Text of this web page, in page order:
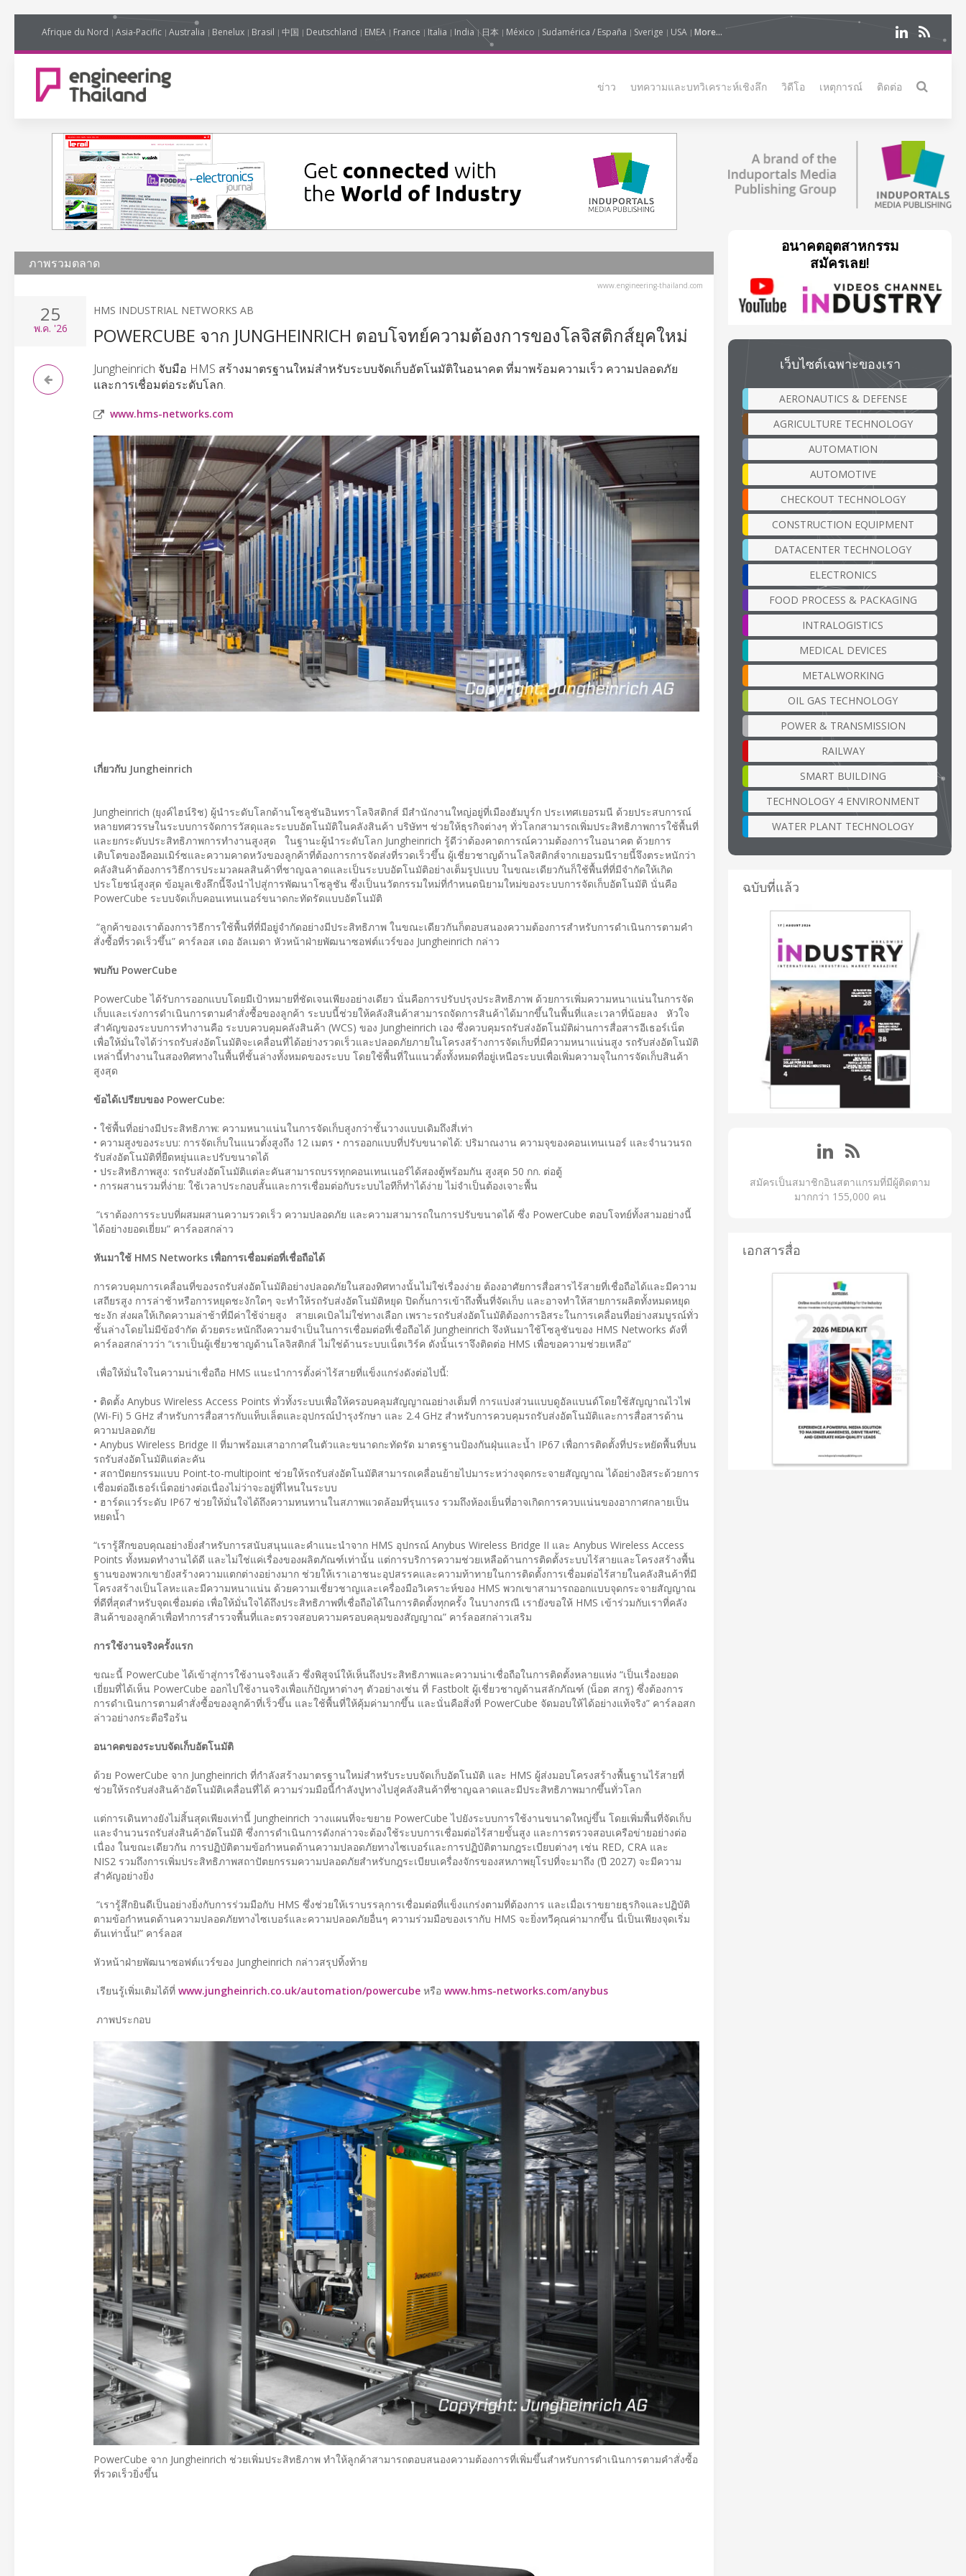
Afrique du Nord Asia-Pacific Australia Benelux Brasil 中国 Deutschland EMEA France Italia India 日本 México Sudamérica / España Sverige USA More...
ข่าว บทความและบทวิเคราะห์เชิงลึก วิดีโอ เหตุการณ์ ติดต่อ
ภาพรวมตลาด
www.engineering-thailand.com
25
พ.ค. '26
HMS INDUSTRIAL NETWORKS AB
POWERCUBE จาก JUNGHEINRICH ตอบโจทย์ความต้องการของโลจิสติกส์ยุคใหม่
Jungheinrich จับมือ HMS สร้างมาตรฐานใหม่สำหรับระบบจัดเก็บอัตโนมัติในอนาคต ที่มาพร้อมความเร็ว ความปลอดภัย
และการเชื่อมต่อระดับโลก.
www.hms-networks.com
เกี่ยวกับ Jungheinrich
Jungheinrich (ยุงค์ไฮน์ริช) ผู้นำระดับโลกด้านโซลูชันอินทราโลจิสติกส์ มีสำนักงานใหญ่อยู่ที่เมืองฮัมบูร์ก ประเทศเยอรมนี ด้วยประสบการณ์
หลายทศวรรษในระบบการจัดการวัสดุและระบบอัตโนมัติในคลังสินค้า บริษัทฯ ช่วยให้ธุรกิจต่างๆ ทั่วโลกสามารถเพิ่มประสิทธิภาพการใช้พื้นที่
และยกระดับประสิทธิภาพการทำงานสูงสุด ในฐานะผู้นำระดับโลก Jungheinrich รู้ดีว่าต้องคาดการณ์ความต้องการในอนาคต ด้วยการ
เติบโตของอีคอมเมิร์ซและความคาดหวังของลูกค้าที่ต้องการการจัดส่งที่รวดเร็วขึ้น ผู้เชี่ยวชาญด้านโลจิสติกส์จากเยอรมนีรายนี้จึงตระหนักว่า
คลังสินค้าต้องการวิธีการประมวลผลสินค้าที่ชาญฉลาดและเป็นระบบอัตโนมัติอย่างเต็มรูปแบบ ในขณะเดียวกันก็ใช้พื้นที่ที่มีจำกัดให้เกิด
ประโยชน์สูงสุด ข้อมูลเชิงลึกนี้จึงนำไปสู่การพัฒนาโซลูชัน ซึ่งเป็นนวัตกรรมใหม่ที่กำหนดนิยามใหม่ของระบบการจัดเก็บอัตโนมัติ นั่นคือ
PowerCube ระบบจัดเก็บคอนเทนเนอร์ขนาดกะทัดรัดแบบอัตโนมัติ
“ลูกค้าของเราต้องการวิธีการใช้พื้นที่ที่มีอยู่จำกัดอย่างมีประสิทธิภาพ ในขณะเดียวกันก็ตอบสนองความต้องการสำหรับการดำเนินการตามคำ
สั่งซื้อที่รวดเร็วขึ้น” คาร์ลอส เดอ อัลเมดา หัวหน้าฝ่ายพัฒนาซอฟต์แวร์ของ Jungheinrich กล่าว
พบกับ PowerCube
PowerCube ได้รับการออกแบบโดยมีเป้าหมายที่ชัดเจนเพียงอย่างเดียว นั่นคือการปรับปรุงประสิทธิภาพ ด้วยการเพิ่มความหนาแน่นในการจัด
เก็บและเร่งการดำเนินการตามคำสั่งซื้อของลูกค้า ระบบนี้ช่วยให้คลังสินค้าสามารถจัดการสินค้าได้มากขึ้นในพื้นที่และเวลาที่น้อยลง หัวใจ
สำคัญของระบบการทำงานคือ ระบบควบคุมคลังสินค้า (WCS) ของ Jungheinrich เอง ซึ่งควบคุมรถรับส่งอัตโนมัติผ่านการสื่อสารอีเธอร์เน็ต
เพื่อให้มั่นใจได้ว่ารถรับส่งอัตโนมัติจะเคลื่อนที่ได้อย่างรวดเร็วและปลอดภัยภายในโครงสร้างการจัดเก็บที่มีความหนาแน่นสูง รถรับส่งอัตโนมัติ
เหล่านี้ทำงานในสองทิศทางในพื้นที่ชั้นล่างทั้งหมดของระบบ โดยใช้พื้นที่ในแนวตั้งทั้งหมดที่อยู่เหนือระบบเพื่อเพิ่มความจุในการจัดเก็บสินค้า
สูงสุด
ข้อได้เปรียบของ PowerCube:
• ใช้พื้นที่อย่างมีประสิทธิภาพ: ความหนาแน่นในการจัดเก็บสูงกว่าชั้นวางแบบเดิมถึงสี่เท่า
• ความสูงของระบบ: การจัดเก็บในแนวตั้งสูงถึง 12 เมตร • การออกแบบที่ปรับขนาดได้: ปริมาณงาน ความจุของคอนเทนเนอร์ และจำนวนรถ
รับส่งอัตโนมัติที่ยืดหยุ่นและปรับขนาดได้
• ประสิทธิภาพสูง: รถรับส่งอัตโนมัติแต่ละคันสามารถบรรทุกคอนเทนเนอร์ได้สองตู้พร้อมกัน สูงสุด 50 กก. ต่อตู้
• การผสานรวมที่ง่าย: ใช้เวลาประกอบสั้นและการเชื่อมต่อกับระบบไอทีก็ทำได้ง่าย ไม่จำเป็นต้องเจาะพื้น
“เราต้องการระบบที่ผสมผสานความรวดเร็ว ความปลอดภัย และความสามารถในการปรับขนาดได้ ซึ่ง PowerCube ตอบโจทย์ทั้งสามอย่างนี้
ได้อย่างยอดเยี่ยม” คาร์ลอสกล่าว
หันมาใช้ HMS Networks เพื่อการเชื่อมต่อที่เชื่อถือได้
การควบคุมการเคลื่อนที่ของรถรับส่งอัตโนมัติอย่างปลอดภัยในสองทิศทางนั้นไม่ใช่เรื่องง่าย ต้องอาศัยการสื่อสารไร้สายที่เชื่อถือได้และมีความ
เสถียรสูง การล่าช้าหรือการหยุดชะงักใดๆ จะทำให้รถรับส่งอัตโนมัติหยุด ปิดกั้นการเข้าถึงพื้นที่จัดเก็บ และอาจทำให้สายการผลิตทั้งหมดหยุด
ชะงัก ส่งผลให้เกิดความล่าช้าที่มีค่าใช้จ่ายสูง สายเคเบิลไม่ใช่ทางเลือก เพราะรถรับส่งอัตโนมัติต้องการอิสระในการเคลื่อนที่อย่างสมบูรณ์ทั่ว
ชั้นล่างโดยไม่มีข้อจำกัด ด้วยตระหนักถึงความจำเป็นในการเชื่อมต่อที่เชื่อถือได้ Jungheinrich จึงหันมาใช้โซลูชันของ HMS Networks ดังที่
คาร์ลอสกล่าวว่า “เราเป็นผู้เชี่ยวชาญด้านโลจิสติกส์ ไม่ใช่ด้านระบบเน็ตเวิร์ค ดังนั้นเราจึงติดต่อ HMS เพื่อขอความช่วยเหลือ”
เพื่อให้มั่นใจในความน่าเชื่อถือ HMS แนะนำการตั้งค่าไร้สายที่แข็งแกร่งดังต่อไปนี้:
• ติดตั้ง Anybus Wireless Access Points ทั่วทั้งระบบเพื่อให้ครอบคลุมสัญญาณอย่างเต็มที่ การแบ่งส่วนแบบดูอัลแบนด์โดยใช้สัญญาณไวไฟ
(Wi-Fi) 5 GHz สำหรับการสื่อสารกับแท็บเล็ตและอุปกรณ์บำรุงรักษา และ 2.4 GHz สำหรับการควบคุมรถรับส่งอัตโนมัติและการสื่อสารด้าน
ความปลอดภัย
• Anybus Wireless Bridge II ที่มาพร้อมเสาอากาศในตัวและขนาดกะทัดรัด มาตรฐานป้องกันฝุ่นและน้ำ IP67 เพื่อการติดตั้งที่ประหยัดพื้นที่บน
รถรับส่งอัตโนมัติแต่ละคัน
• สถาปัตยกรรมแบบ Point-to-multipoint ช่วยให้รถรับส่งอัตโนมัติสามารถเคลื่อนย้ายไปมาระหว่างจุดกระจายสัญญาณ ได้อย่างอิสระด้วยการ
เชื่อมต่ออีเธอร์เน็ตอย่างต่อเนื่องไม่ว่าจะอยู่ที่ไหนในระบบ
• ฮาร์ดแวร์ระดับ IP67 ช่วยให้มั่นใจได้ถึงความทนทานในสภาพแวดล้อมที่รุนแรง รวมถึงห้องเย็นที่อาจเกิดการควบแน่นของอากาศกลายเป็น
หยดน้ำ
“เรารู้สึกขอบคุณอย่างยิ่งสำหรับการสนับสนุนและคำแนะนำจาก HMS อุปกรณ์ Anybus Wireless Bridge II และ Anybus Wireless Access
Points ทั้งหมดทำงานได้ดี และไม่ใช่แค่เรื่องของผลิตภัณฑ์เท่านั้น แต่การบริการความช่วยเหลือด้านการติดตั้งระบบไร้สายและโครงสร้างพื้น
ฐานของพวกเขายังสร้างความแตกต่างอย่างมาก ช่วยให้เราเอาชนะอุปสรรคและความท้าทายในการติดตั้งการเชื่อมต่อไร้สายในคลังสินค้าที่มี
โครงสร้างเป็นโลหะและมีความหนาแน่น ด้วยความเชี่ยวชาญและเครื่องมือวิเคราะห์ของ HMS พวกเขาสามารถออกแบบจุดกระจายสัญญาณ
ที่ดีที่สุดสำหรับจุดเชื่อมต่อ เพื่อให้มั่นใจได้ถึงประสิทธิภาพที่เชื่อถือได้ในการติดตั้งทุกครั้ง ในบางกรณี เรายังขอให้ HMS เข้าร่วมกับเราที่คลัง
สินค้าของลูกค้าเพื่อทำการสำรวจพื้นที่และตรวจสอบความครอบคลุมของสัญญาณ” คาร์ลอสกล่าวเสริม
การใช้งานจริงครั้งแรก
ขณะนี้ PowerCube ได้เข้าสู่การใช้งานจริงแล้ว ซึ่งพิสูจน์ให้เห็นถึงประสิทธิภาพและความน่าเชื่อถือในการติดตั้งหลายแห่ง “เป็นเรื่องยอด
เยี่ยมที่ได้เห็น PowerCube ออกไปใช้งานจริงเพื่อแก้ปัญหาต่างๆ ตัวอย่างเช่น ที่ Fastbolt ผู้เชี่ยวชาญด้านสลักภัณฑ์ (น็อต สกรู) ซึ่งต้องการ
การดำเนินการตามคำสั่งซื้อของลูกค้าที่เร็วขึ้น และใช้พื้นที่ให้คุ้มค่ามากขึ้น และนั่นคือสิ่งที่ PowerCube จัดมอบให้ได้อย่างแท้จริง” คาร์ลอสก
ล่าวอย่างกระตือรือร้น
อนาคตของระบบจัดเก็บอัตโนมัติ
ด้วย PowerCube จาก Jungheinrich ที่กำลังสร้างมาตรฐานใหม่สำหรับระบบจัดเก็บอัตโนมัติ และ HMS ผู้ส่งมอบโครงสร้างพื้นฐานไร้สายที่
ช่วยให้รถรับส่งสินค้าอัตโนมัติเคลื่อนที่ได้ ความร่วมมือนี้กำลังปูทางไปสู่คลังสินค้าที่ชาญฉลาดและมีประสิทธิภาพมากขึ้นทั่วโลก
แต่การเดินทางยังไม่สิ้นสุดเพียงเท่านี้ Jungheinrich วางแผนที่จะขยาย PowerCube ไปยังระบบการใช้งานขนาดใหญ่ขึ้น โดยเพิ่มพื้นที่จัดเก็บ
และจำนวนรถรับส่งสินค้าอัตโนมัติ ซึ่งการดำเนินการดังกล่าวจะต้องใช้ระบบการเชื่อมต่อไร้สายขั้นสูง และการตรวจสอบเครือข่ายอย่างต่อ
เนื่อง ในขณะเดียวกัน การปฏิบัติตามข้อกำหนดด้านความปลอดภัยทางไซเบอร์และการปฏิบัติตามกฎระเบียบต่างๆ เช่น RED, CRA และ
NIS2 รวมถึงการเพิ่มประสิทธิภาพสถาปัตยกรรมความปลอดภัยสำหรับกฎระเบียบเครื่องจักรของสหภาพยุโรปที่จะมาถึง (ปี 2027) จะมีความ
สำคัญอย่างยิ่ง
“เรารู้สึกยินดีเป็นอย่างยิ่งกับการร่วมมือกับ HMS ซึ่งช่วยให้เราบรรลุการเชื่อมต่อที่แข็งแกร่งตามที่ต้องการ และเมื่อเราขยายธุรกิจและปฏิบัติ
ตามข้อกำหนดด้านความปลอดภัยทางไซเบอร์และความปลอดภัยอื่นๆ ความร่วมมือของเรากับ HMS จะยิ่งทวีคุณค่ามากขึ้น นี่เป็นเพียงจุดเริ่ม
ต้นเท่านั้น!” คาร์ลอส
หัวหน้าฝ่ายพัฒนาซอฟต์แวร์ของ Jungheinrich กล่าวสรุปทิ้งท้าย
เรียนรู้เพิ่มเติมได้ที่ www.jungheinrich.co.uk/automation/powercube หรือ www.hms-networks.com/anybus
ภาพประกอบ
PowerCube จาก Jungheinrich ช่วยเพิ่มประสิทธิภาพ ทำให้ลูกค้าสามารถตอบสนองความต้องการที่เพิ่มขึ้นสำหรับการดำเนินการตามคำสั่งซื้อ
ที่รวดเร็วยิ่งขึ้น
อนาคตอุตสาหกรรม
สมัครเลย!
เว็บไซต์เฉพาะของเรา
AERONAUTICS & DEFENSE
AGRICULTURE TECHNOLOGY
AUTOMATION
AUTOMOTIVE
CHECKOUT TECHNOLOGY
CONSTRUCTION EQUIPMENT
DATACENTER TECHNOLOGY
ELECTRONICS
FOOD PROCESS & PACKAGING
INTRALOGISTICS
MEDICAL DEVICES
METALWORKING
OIL GAS TECHNOLOGY
POWER & TRANSMISSION
RAILWAY
SMART BUILDING
TECHNOLOGY 4 ENVIRONMENT
WATER PLANT TECHNOLOGY
ฉบับที่แล้ว
สมัครเป็นสมาชิกอินสตาแกรมที่มีผู้ติดตาม
มากกว่า 155,000 คน
เอกสารสื่อ